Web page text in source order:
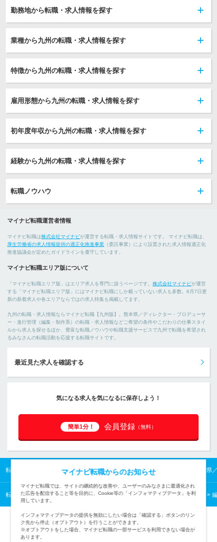
勤務地から転職・求人情報を探す
業種から九州の転職・求人情報を探す
特徴から九州の転職・求人情報を探す
雇用形態から九州の転職・求人情報を探す
初年度年収から九州の転職・求人情報を探す
経験から九州の転職・求人情報を探す
転職ノウハウ
マイナビ転職運営者情報
マイナビ転職は株式会社マイナビが運営する転職・求人情報サイトです。 マイナビ転職は、
厚生労働省の求人情報提供の適正化推進事業 （委託事業）により設置された求人情報適正化
推進協議会が定めたガイドラインを遵守しています。
マイナビ転職エリア版について
「マイナビ転職エリア版」はエリア求人を専門に扱うページです。 株式会社マイナビが運営
する「マイナビ転職エリア版」にはマイナビ転職にしか載っていない求人も多数。8月7日更
新の新着求人や各エリアならではの求人特集も掲載してます。
九州の転職・求人情報ならマイナビ転職【九州版】。熊本県／ディレクター・プロデューサ
ー・進行管理（編集・制作系）の転職・求人情報などご希望の条件やこだわりの仕事スタイ
ルから求人を探せるほか、豊富な転職ノウハウや転職支援サービスで九州で転職を希望され
るみなさんの転職活動を応援する転職サイトです。
最近見た求人を確認する
気になる求人を気になるに保存しよう！
簡単1分！ 会員登録 （無料）
転職TOP 九州の転職・求人情報TOP 熊本県の転職・求人情報TOP 熊本県
転職TOP クリエイティブから探す クリエイティブの転職・求人情報一覧
マイナビ転職からのお知らせ
マイナビ転職では、サイトの継続的な改善や、ユーザーのみなさまに最適化され
た広告を配信すること等を目的に、Cookie等の「インフォマティブデータ」を利
用しています。
インフォマティブデータの提供を無効にしたい場合は「確認する」ボタンのリン
ク先から停止（オプトアウト）を行うことができます。
※オプトアウトをした場合、マイナビ転職の一部サービスを利用できない場合が
あります。